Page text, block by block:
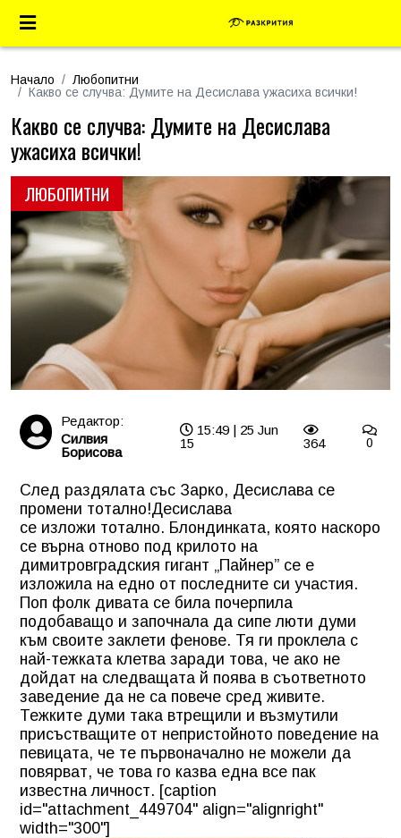
Начало
Любопитни
Какво се случва: Думите на Десислава ужасиха всички!
ЛЮБОПИТНИ
Какво се случва: Думите на Десислава
ужасиха всички!
Редактор:
Силвия
Борисова
15:49 | 25 Jun
15
364 0
След раздялата със Зарко, Десислава се
промени тотално!Десислава
се изложи тотално. Блондинката, която наскоро
се върна отново под крилото на
димитровградския гигант „Пайнер” се е
изложила на едно от последните си участия.
Поп фолк дивата се била почерпила
подобаващо и започнала да сипе люти думи
към своите заклети фенове. Тя ги проклела с
най-тежката клетва заради това, че ако не
дойдат на следващата й поява в съответното
заведение да не са повече сред живите.
Тежките думи така втрещили и възмутили
присъстващите от непристойното поведение на
певицата, че те първоначално не можели да
повярват, че това го казва една все пак
известна личност. [caption
id="attachment_449704" align="alignright"
width="300"]